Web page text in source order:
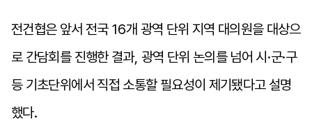
전건협은 앞서 전국 16개 광역 단위 지역 대의원을 대상으
로 간담회를 진행한 결과, 광역 단위 논의를 넘어 시 ·군·구
등 기초단위에서 직접 소통할 필요성이 제기됐다고 설명
했다.